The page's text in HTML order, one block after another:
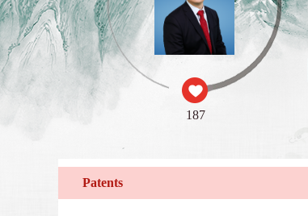
187
Patents